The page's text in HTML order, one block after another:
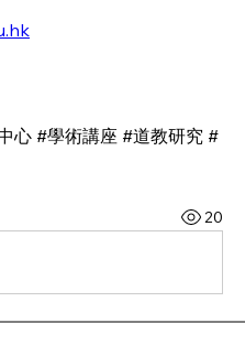
心 #學術講座 #道教研究 #
20